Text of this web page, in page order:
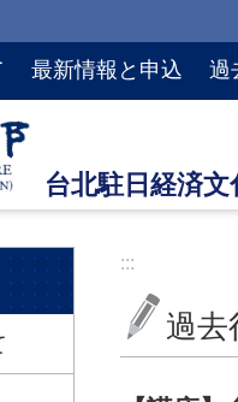
ャンプします
最新情報と申込 過
:::
過去